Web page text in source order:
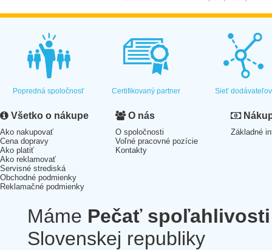
Popredná spoločnosť Certifikovaný partner Sieť dodávateľov
Všetko o nákupe
Ako nakupovať
Cena dopravy
Ako platiť
Ako reklamovať
Servisné strediská
Obchodné podmienky
Reklamačné podmienky
O nás
O spoločnosti
Voľné pracovné pozície
Kontakty
Základné
Máme Pečať spoľahlivosti
Slovenskej republiky